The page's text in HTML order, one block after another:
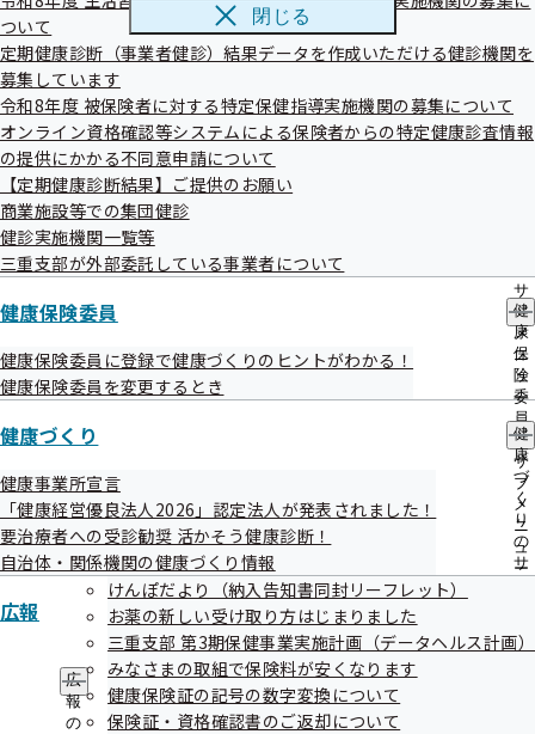
い
わ
届
出
閉じる
の
診
健
指
サ
ブ
メ
ニ
ュ
ー
ついて
定期健康診断（事業者健診）結果データを作成いただける健診機関を
募集しています
令和8年度 被保険者に対する特定保健指導実施機関の募集について
オンライン資格確認等システムによる保険者からの特定健康診査情報
の提供にかかる不同意申請について
【定期健康診断結果】ご提供のお願い
商業施設等での集団健診
健診実施機関一覧等
三重支部が外部委託している事業者について
健康保険委員
健
康
保
険
委
員
の
サ
ブ
メ
ニ
ュ
ー
健康保険委員に登録で健康づくりのヒントがわかる！
健康保険委員を変更するとき
健康づくり
健
康
づ
く
り
の
サ
ュ
健康事業所宣言
「健康経営優良法人2026」認定法人が発表されました！
要治療者への受診勧奨 活かそう健康診断！
自治体・関係機関の健康づくり情報
広報
広
報
の
けんぽだより（納入告知書同封リーフレット）
お薬の新しい受け取り方はじまりました
三重支部 第3期保健事業実施計画（データヘルス計画）
みなさまの取組で保険料が安くなります
健康保険証の記号の数字変換について
保険証・資格確認書のご返却について
令和6年1月17日（水）に三重支部評議会を開催いたしまし
た。
資料につきましては、次をご参照ください。
令和5年度 第3回三重支部評議会 資料
令和5年度第3回三重支部評議会議事次第
資料１．令和6年度三重支部保険料率について
資料２．令和6年度三重支部事業計画（案）及び令和6年
度支部保険者機能強化予算（案）について
資料３. インセンティブ制度に係る令和4年度実績等につ
いて
評議会配布資料等については、当時の資料番号・日付が
記載されている場合があります。ご了承ください。